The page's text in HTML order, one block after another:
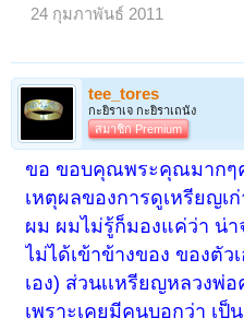
24 กุมภาพันธ์ 2011
tee_tores
กะยิราเจ กะยิราเถนัง
สมาชิก Premium
ขอ ขอบคุณพระคุณมากๆ
เหตุผลของการดูเหรียญ
ผม ผมไม่รู้ก็มองแค่ว่า น่า
ไม่ได้เข้าข้างของ ของตัว
เอง) ส่วนเเหรียญหลวงพ่
เพราะเคยมีคนบอกว่า เ